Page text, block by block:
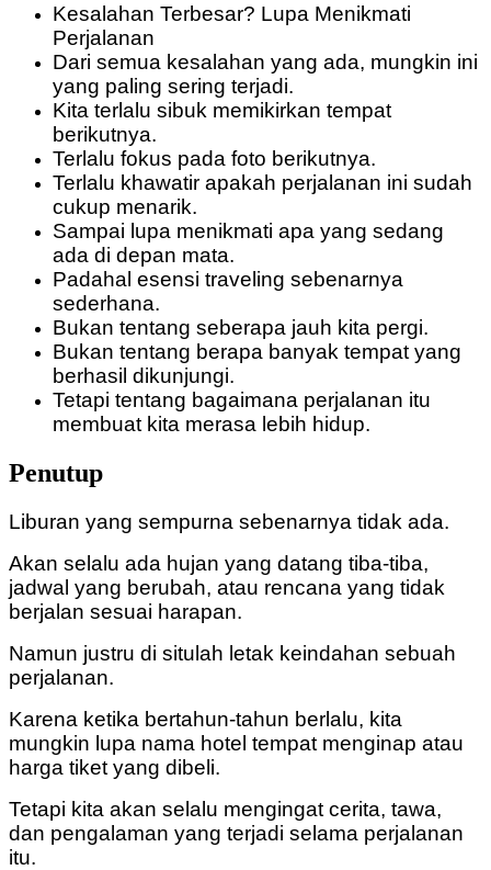
Kesalahan Terbesar? Lupa Menikmati
Perjalanan
Dari semua kesalahan yang ada, mungkin ini
yang paling sering terjadi.
Kita terlalu sibuk memikirkan tempat
berikutnya.
Terlalu fokus pada foto berikutnya.
Terlalu khawatir apakah perjalanan ini sudah
cukup menarik.
Sampai lupa menikmati apa yang sedang
ada di depan mata.
Padahal esensi traveling sebenarnya
sederhana.
Bukan tentang seberapa jauh kita pergi.
Bukan tentang berapa banyak tempat yang
berhasil dikunjungi.
Tetapi tentang bagaimana perjalanan itu
membuat kita merasa lebih hidup.
Penutup
Liburan yang sempurna sebenarnya tidak ada.
Akan selalu ada hujan yang datang tiba-tiba,
jadwal yang berubah, atau rencana yang tidak
berjalan sesuai harapan.
Namun justru di situlah letak keindahan sebuah
perjalanan.
Karena ketika bertahun-tahun berlalu, kita
mungkin lupa nama hotel tempat menginap atau
harga tiket yang dibeli.
Tetapi kita akan selalu mengingat cerita, tawa,
dan pengalaman yang terjadi selama perjalanan
itu.